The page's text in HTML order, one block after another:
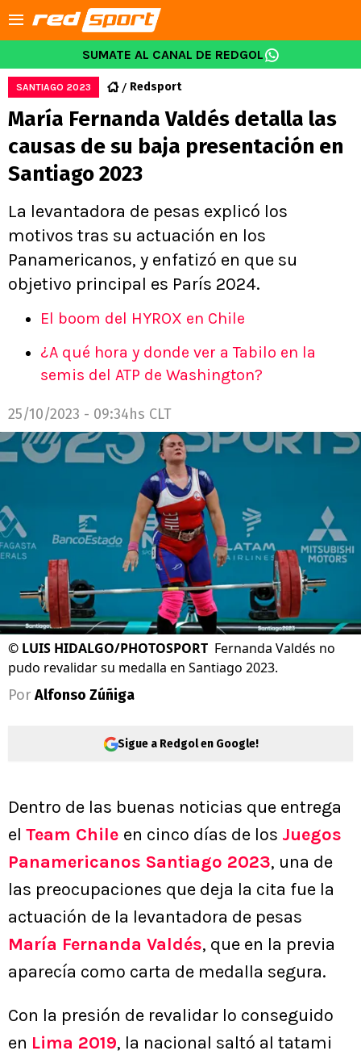
SUMATE AL CANAL DE REDGOL
SANTIAGO 2023 Redsport
María Fernanda Valdés detalla las
causas de su baja presentación en
Santiago 2023
La levantadora de pesas explicó los
motivos tras su actuación en los
Panamericanos, y enfatizó en que su
objetivo principal es París 2024.
El boom del HYROX en Chile
¿A qué hora y donde ver a Tabilo en la
semis del ATP de Washington?
25/10/2023 - 09:34hs CLT
© LUIS HIDALGO/PHOTOSPORT Fernanda Valdés no
pudo revalidar su medalla en Santiago 2023.
Por Alfonso Zúñiga
Sigue a Redgol en Google!
Dentro de las buenas noticias que entrega
el Team Chile en cinco días de los Juegos
Panamericanos Santiago 2023, una de
las preocupaciones que deja la cita fue la
actuación de la levantadora de pesas
María Fernanda Valdés, que en la previa
aparecía como carta de medalla segura.
Con la presión de revalidar lo conseguido
en Lima 2019, la nacional saltó al tatami